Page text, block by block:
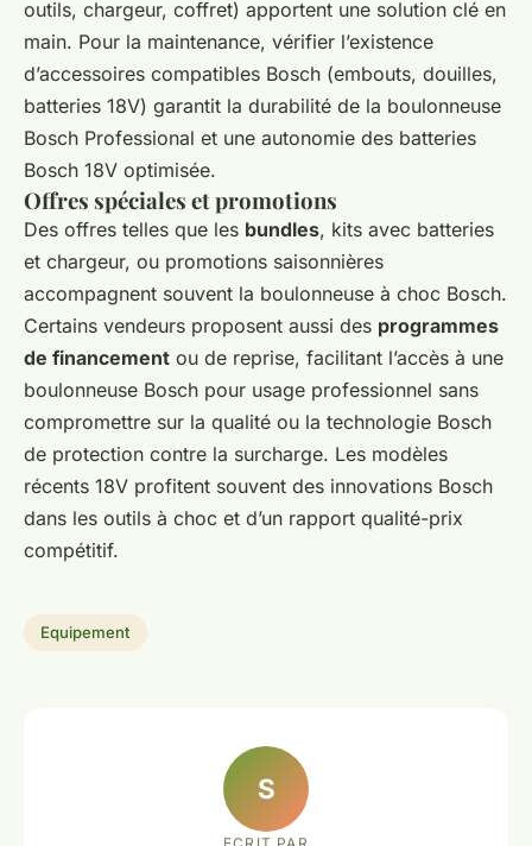
outils, chargeur, coffret) apportent une solution clé en
main. Pour la maintenance, vérifier l’existence
d’accessoires compatibles Bosch (embouts, douilles,
batteries 18V) garantit la durabilité de la boulonneuse
Bosch Professional et une autonomie des batteries
Bosch 18V optimisée.
Offres spéciales et promotions
Des offres telles que les bundles, kits avec batteries
et chargeur, ou promotions saisonnières
accompagnent souvent la boulonneuse à choc Bosch.
Certains vendeurs proposent aussi des programmes
de financement ou de reprise, facilitant l’accès à une
boulonneuse Bosch pour usage professionnel sans
compromettre sur la qualité ou la technologie Bosch
de protection contre la surcharge. Les modèles
récents 18V profitent souvent des innovations Bosch
dans les outils à choc et d’un rapport qualité-prix
compétitif.
Equipement
S